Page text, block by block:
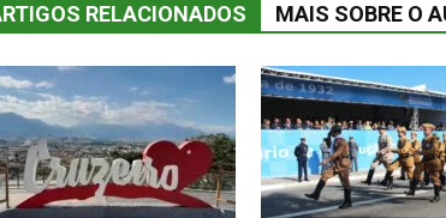
RELACIONADOS MAIS SOBRE O